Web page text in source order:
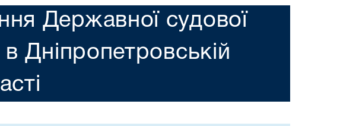
Державної судової
в Днiпропетровській